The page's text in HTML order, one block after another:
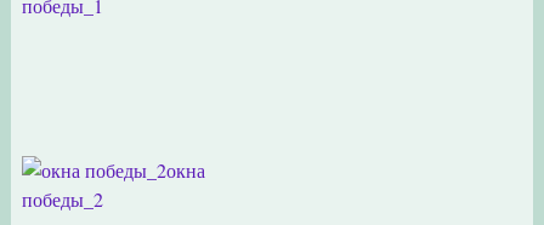
победы_1
окна
победы_2